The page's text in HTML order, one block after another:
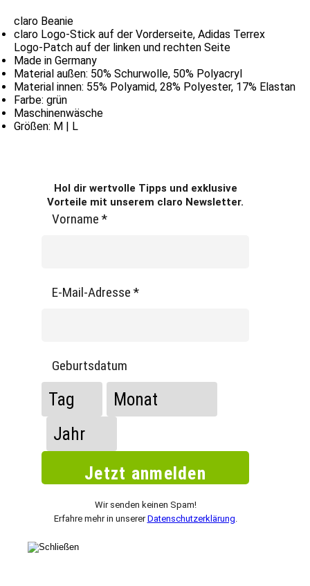
claro Beanie
claro Logo-Stick auf der Vorderseite, Adidas Terrex
Logo-Patch auf der linken und rechten Seite
Made in Germany
Material außen: 50% Schurwolle, 50% Polyacryl
Material innen: 55% Polyamid, 28% Polyester, 17% Elastan
Farbe: grün
Maschinenwäsche
Größen: M | L
Hol dir wertvolle Tipps und exklusive
Vorteile mit unserem claro Newsletter.
Vorname *
E-Mail-Adresse *
Geburtsdatum
Wir senden keinen Spam!
Erfahre mehr in unsererDatenschutzerklärung